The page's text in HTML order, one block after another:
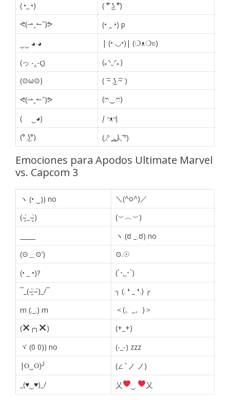
(◔_◔)
( ͡° ͜ʖ ͡°)
ᕙ(⇀‸↼‶)ᕗ
(• _ •) p
‿‿ ◕ ◕
| (• ◡•)| (❍ᴥ❍ʋ)
(っ -‸-ς)
(｡◝‿◜｡)
(⊙ω⊙)
( ͡~ ͜ʖ ͡~ )
ᕙ(⇀‸↼‶)ᕗ
(ෆ‿ෆ)
(ゝ ‿◕)
ᶘ ᵒᴥᵒᶅ
(° ͜ʖ°)
(◞º ◞ل͟◟ ͡º)
Emociones para Apodos Ultimate Marvel
vs. Capcom 3
ヽ (• ‿)) no
＼(^o^)／
(⌣̩̩́_⌣̩̩̀)
(︶︿︶)
ヽ (ಠ _ ಠ) no
(⊙＿⊙’)
⊙.☉
(• _ •)?
(´･_･`)
¯_(⌣̯̀⌣́)_/¯
╮ (. ❛ _ ❛.) ╭
m (._.) m
＜(。_。)＞
(
╭╮ )
(+_+)
ヾ (0 0)) no
(-_-) zzz
|ʘ‿ʘ)╯
(∠ ̄ ノ ノ)
_(♥‿♥)_/
乂 乂